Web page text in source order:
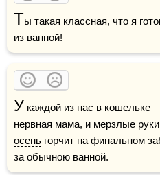
Ты такая классная, что я
из ванной!
У каждой из нас в кошельке
осень горчит на финальном
за обычною ванной.